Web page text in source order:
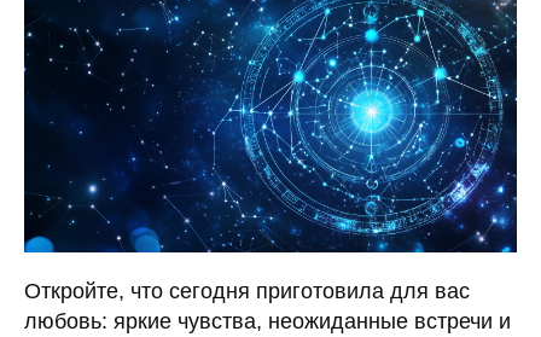
Откройте, что сегодня приготовила для вас
любовь: яркие чувства, неожиданные встречи и